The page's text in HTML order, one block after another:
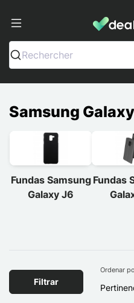
Dealy -
Rechercher
Samsung
Fundas Samsung
Galaxy J6
Fundas
Filtrar
Ordenar